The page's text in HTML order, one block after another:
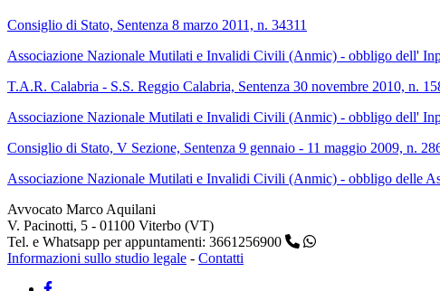
Consiglio di Stato, Sentenza 8 marzo 2011, n. 34311
Associazione Nazionale Mutilati e Invalidi Civili (Anmic) - obbligo dell'
T.A.R. Calabria - S.S. Reggio Calabria, Sentenza 30 novembre 2010, n.
Associazione Nazionale Mutilati e Invalidi Civili (Anmic) - obbligo dell'
Consiglio di Stato, V Sezione, Sentenza 9 gennaio - 11 maggio 2009, n.
Associazione Nazionale Mutilati e Invalidi Civili (Anmic) - obbligo delle
Avvocato Marco Aquilani
V. Pacinotti, 5 - 01100 Viterbo (VT)
Tel. e Whatsapp per appuntamenti: 3661256900
Informazioni sullo studio legale - Contatti
Facebook